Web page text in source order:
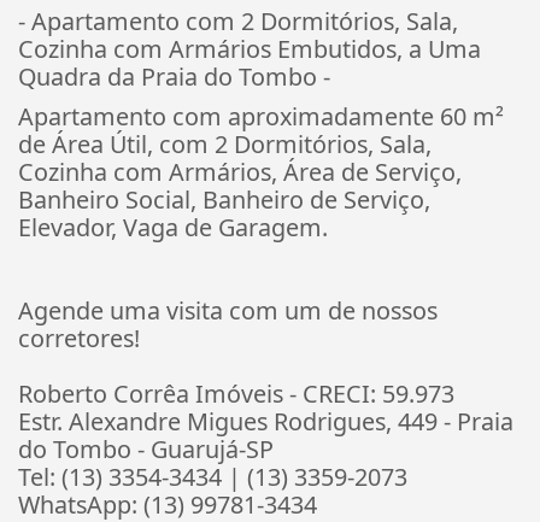
- Apartamento com 2 Dormitórios, Sala,
Cozinha com Armários Embutidos, a Uma
Quadra da Praia do Tombo -
Apartamento com aproximadamente 60 m²
de Área Útil, com 2 Dormitórios, Sala,
Cozinha com Armários, Área de Serviço,
Banheiro Social, Banheiro de Serviço,
Elevador, Vaga de Garagem.
Agende uma visita com um de nossos
corretores!
Roberto Corrêa Imóveis - CRECI: 59.973
Estr. Alexandre Migues Rodrigues, 449 - Praia
do Tombo - Guarujá-SP
Tel: (13) 3354-3434 | (13) 3359-2073
WhatsApp: (13) 99781-3434